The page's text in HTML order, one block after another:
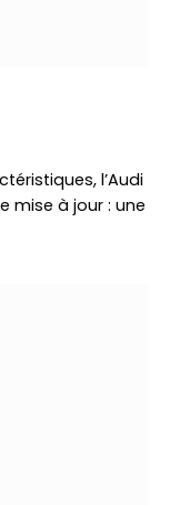
l’Audi
mise à jour : une